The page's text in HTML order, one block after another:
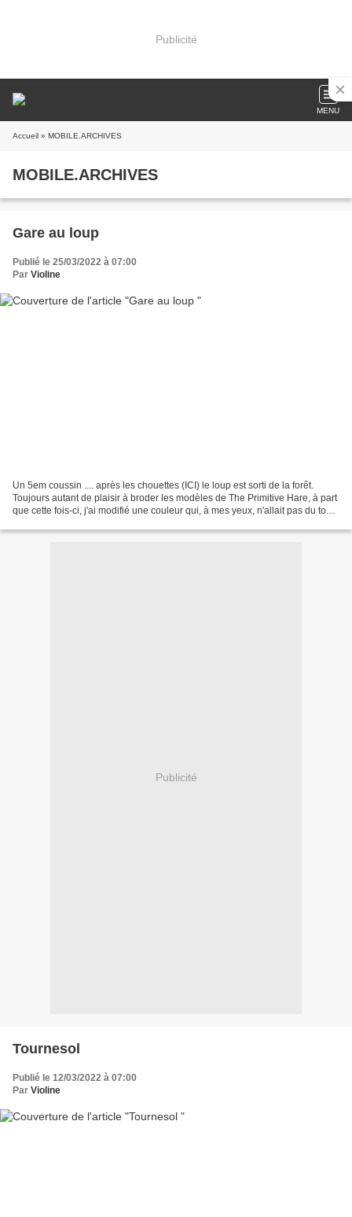
Publicité
MENU
Accueil » MOBILE.ARCHIVES
MOBILE.ARCHIVES
Gare au loup
Publié le 25/03/2022 à 07:00
Par Violine
Un 5em coussin .... après les chouettes (ICI) le loup est sorti de la forêt.
Toujours autant de plaisir à broder les modèles de The Primitive Hare, à part
que cette fois-ci, j'ai modifié une couleur qui, à mes yeux, n'allait pas du tout
Publicité
Tournesol
Publié le 12/03/2022 à 07:00
Par Violine